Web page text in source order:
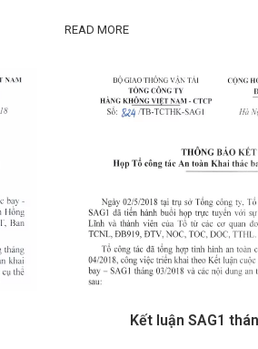
READ MORE
Kết luận SAG1